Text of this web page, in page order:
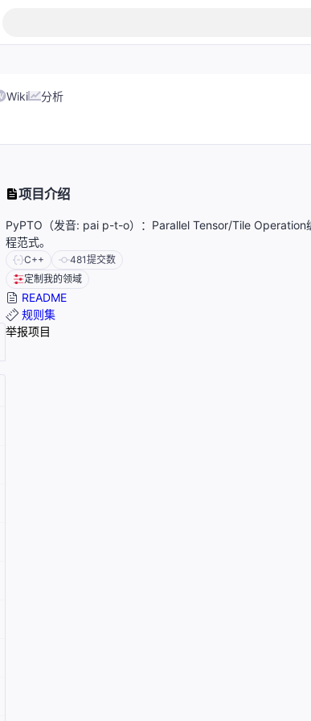
Wiki 分析
项目介绍
PyPTO（发音: pai p-t-o）：Parallel Tensor/Tile Operation
程范式。
C++ 481提交数
定制我的领域
README
规则集
举报项目